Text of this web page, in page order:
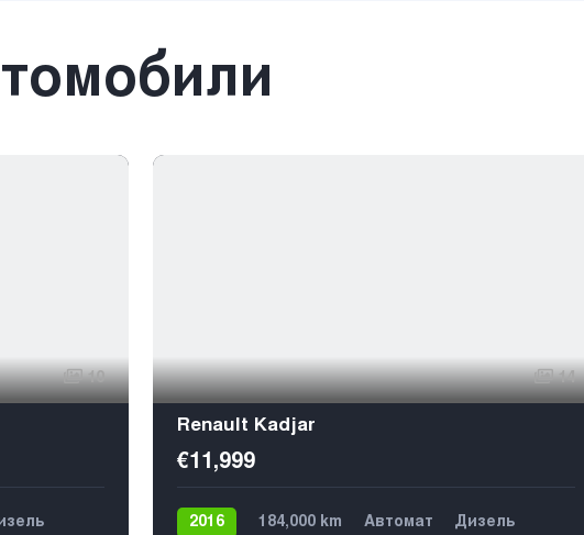
10 14
Renault Kadjar
€11,999
2016 184,000 km Автомат
Дизель